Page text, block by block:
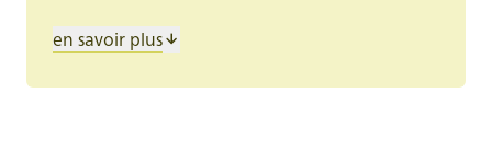
Abonnez-vous à notre
opportunités.
en savoir plus